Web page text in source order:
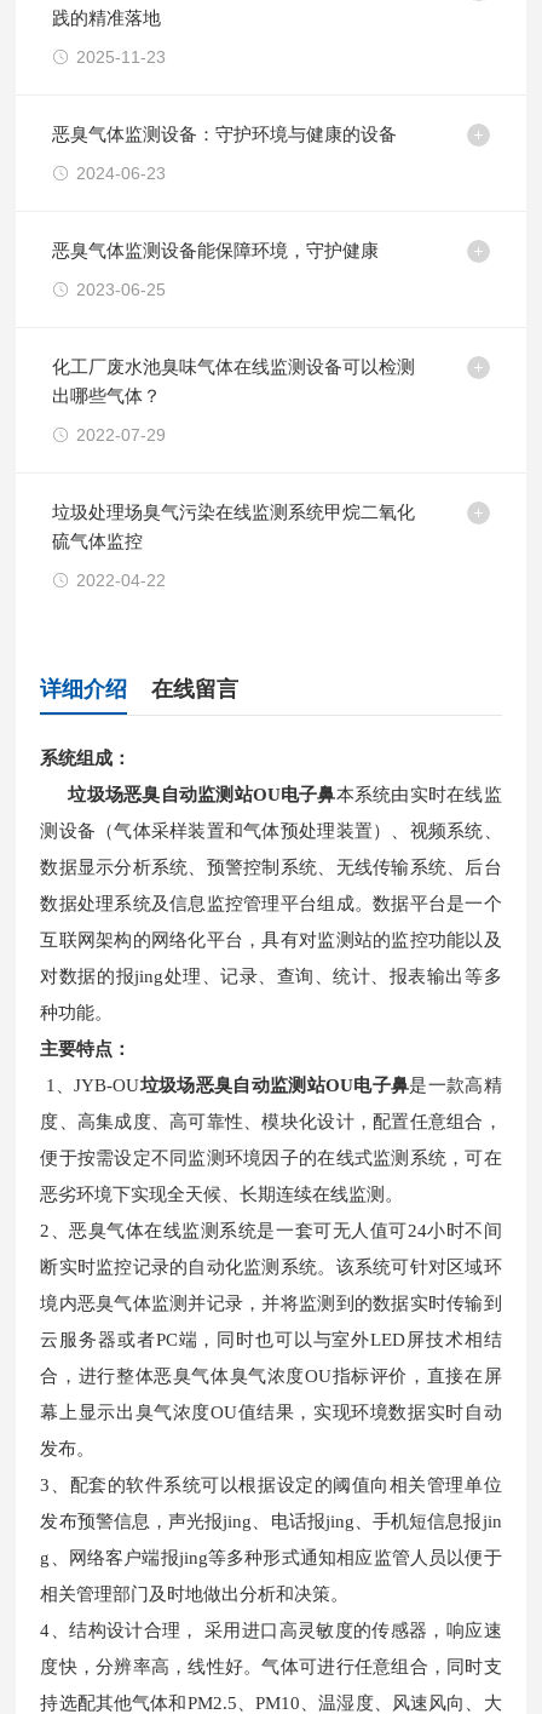
践的精准落地
2025-11-23
恶臭气体监测设备：守护环境与健康的设备
2024-06-23
恶臭气体监测设备能保障环境，守护健康
2023-06-25
化工厂废水池臭味气体在线监测设备可以检测
出哪些气体？
2022-07-29
垃圾处理场臭气污染在线监测系统甲烷二氧化
硫气体监控
2022-04-22
详细介绍 在线留言
系统组成：
垃圾场恶臭自动监测站OU电子鼻本系统由实时在线监
测设备（气体采样装置和气体预处理装置）、视频系统、
数据显示分析系统、预警控制系统、无线传输系统、后台
数据处理系统及信息监控管理平台组成。数据平台是一个
互联网架构的网络化平台，具有对监测站的监控功能以及
对数据的报jing处理、记录、查询、统计、报表输出等多
种功能。
主要特点：
1、JYB-OU垃圾场恶臭自动监测站OU电子鼻是一款高精
度、高集成度、高可靠性、模块化设计，配置任意组合，
便于按需设定不同监测环境因子的在线式监测系统，可在
恶劣环境下实现全天候、长期连续在线监测。
2、恶臭气体在线监测系统是一套可无人值可24小时不间
断实时监控记录的自动化监测系统。该系统可针对区域环
境内恶臭气体监测并记录，并将监测到的数据实时传输到
云服务器或者PC端，同时也可以与室外LED屏技术相结
合，进行整体恶臭气体臭气浓度OU指标评价，直接在屏
幕上显示出臭气浓度OU值结果，实现环境数据实时自动
发布。
3、配套的软件系统可以根据设定的阈值向相关管理单位
发布预警信息，声光报jing、电话报jing、手机短信息报jin
g、网络客户端报jing等多种形式通知相应监管人员以便于
相关管理部门及时地做出分析和决策。
4、结构设计合理， 采用进口高灵敏度的传感器，响应速
度快，分辨率高，线性好。气体可进行任意组合，同时支
持选配其他气体和PM2.5、PM10、温湿度、风速风向、大